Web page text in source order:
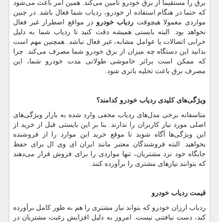
برق را مستقیما از برق خودرو تامین میکند. همین امر باعث میشود
که حتما در هنگام استفاده از خودرو، ردیاب شما فعال باشد. در چنین
مواردی معمولا هیچوقت ردیاب خودرو در مواقع اضطرار غیر فعال
نخواهد بود. البته بایستی همیشه دقت کنید تا ردیاب شما به دلیل
خرابی اتصالات یا عوامل مشابه، غیر فعال نباشد. همچنین مهم است
بدانید این دستگاه چه میزان از برق خودرو شما مصرف میکند. چرا
که ممکن است براثر خاموشی طولانی مدت خودرو شما، این
مصرف برق باعث تخلیه باتری شود.
ویژگیهای کلیدی ردیاب خودرو کدامند؟
متاسفانه برخی مدلهای ردیاب مخفی وارد شده به بازار ویژگیهای
اصلی مورد نیاز کاربران را ندارند. بنا بر این بایستی قبل از خرید از
این ویژگیها آگاه شوید تا موقع خرید این موارد را از فروشنده
بخواهید. البته فروشندگان معتبر مانند ایران ای وی ال برای حفظ
جایگاه خود نزد مشتریان، تنها مواردی را برای فروش قرار میدهند
که بتوانند نیاز های مشتری را برآورده کنند.
قیمت ردیاب خودرو
ردیاب ارزان خودرو که بتواند نیاز مشتری را هم به طور کامل برآورده
کند، دست نیافتنی نیست. امروز به دلیل افزایش رغبت مشتریان در